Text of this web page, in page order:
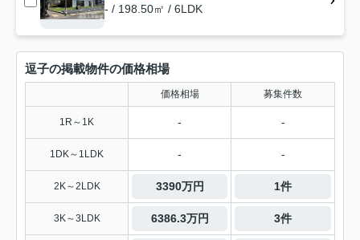
- / 198.50㎡ / 6LDK
逗子の掲載物件の価格相場
価格相場 募集件数
1R～1K - -
1DK～1LDK - -
2K～2LDK 3390万円 1件
3K～3LDK 6386.3万円 3件